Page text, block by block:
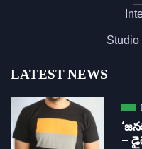
Studio
LATEST NEWS
–